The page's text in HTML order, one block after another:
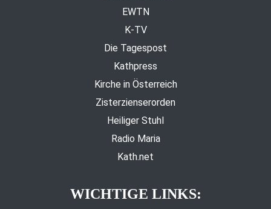
EWTN
K-TV
Die Tagespost
Kathpress
Kirche in Österreich
Zisterzienserorden
Heiliger Stuhl
Radio Maria
Kath.net
WICHTIGE LINKS: